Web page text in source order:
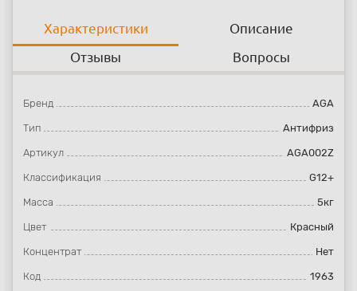
Характеристики
Описание
Отзывы
Вопросы
Бренд AGA
Тип Антифриз
Артикул AGA002Z
Классификация G12+
Масса 5кг
Цвет Красный
Концентрат Нет
Код 1963